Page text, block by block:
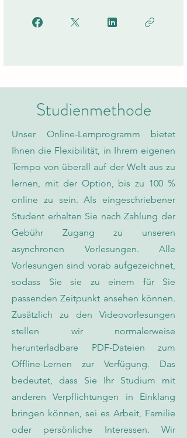
Studienmethode
Unser Online-Lernprogramm bietet
Ihnen die Flexibilität, in Ihrem eigenen
Tempo von überall auf der Welt aus zu
lernen, mit der Option, bis zu 100 %
online zu sein. Als eingeschriebener
Student erhalten Sie nach Zahlung der
Gebühr Zugang zu unseren
asynchronen Vorlesungen. Alle
Vorlesungen sind vorab aufgezeichnet,
sodass Sie sie zu einem für Sie
passenden Zeitpunkt ansehen können.
Zusätzlich zu den Videovorlesungen
stellen wir normalerweise
herunterladbare PDF-Dateien zum
Offline-Lernen zur Verfügung. Das
bedeutet, dass Sie Ihr Studium mit
anderen Verpflichtungen in Einklang
bringen können, sei es Arbeit, Familie
oder persönliche Interessen. Wir